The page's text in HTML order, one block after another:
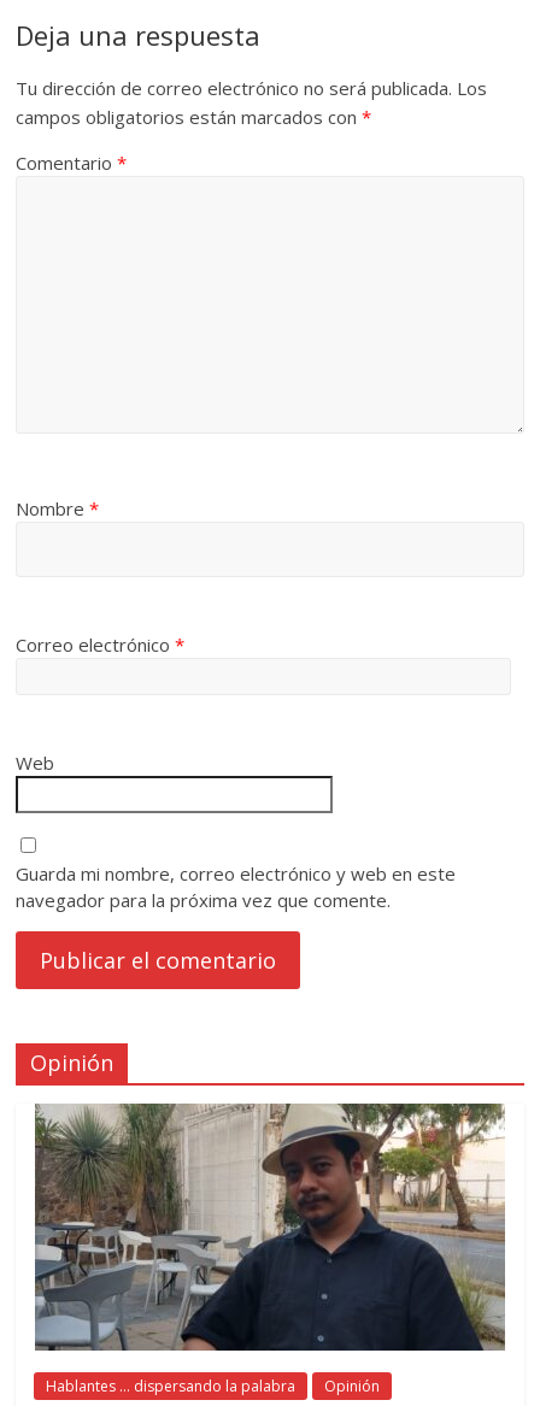
Deja una respuesta
Tu dirección de correo electrónico no será publicada. Los
campos obligatorios están marcados con*
Comentario*
Nombre*
Correo electrónico*
Web
Guarda mi nombre, correo electrónico y web en este
navegador para la próxima vez que comente.
Opinión
Hablantes ... dispersando la palabra Opinión